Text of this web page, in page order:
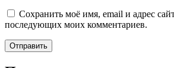
Сохранить моё имя, email и адрес
последующих моих комментариев.